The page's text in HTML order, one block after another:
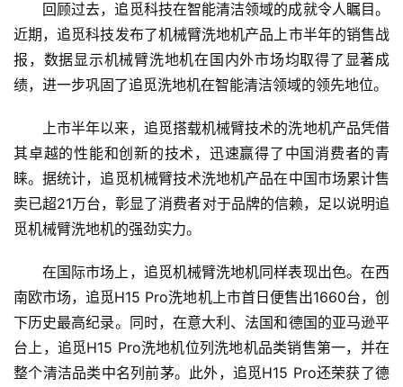
回顾过去，追觅科技在智能清洁领域的成就令人瞩目。
近期，追觅科技发布了机械臂洗地机产品上市半年的销售战
报，数据显示机械臂洗地机在国内外市场均取得了显著成
绩，进一步巩固了追觅洗地机在智能清洁领域的领先地位。
上市半年以来，追觅搭载机械臂技术的洗地机产品凭借
其卓越的性能和创新的技术，迅速赢得了中国消费者的青
睐。据统计，追觅机械臂技术洗地机产品在中国市场累计售
卖已超21万台，彰显了消费者对于品牌的信赖，足以说明追
觅机械臂洗地机的强劲实力。
在国际市场上，追觅机械臂洗地机同样表现出色。在西
南欧市场，追觅H15 Pro洗地机上市首日便售出1660台，创
下历史最高纪录。同时，在意大利、法国和德国的亚马逊平
台上，追觅H15 Pro洗地机位列洗地机品类销售第一，并在
整个清洁品类中名列前茅。此外，追觅H15 Pro还荣获了德